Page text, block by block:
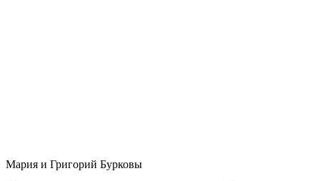
Мария и Григорий Бурковы